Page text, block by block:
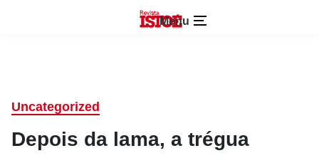
Menu
Uncategorized
Depois da lama, a trégua